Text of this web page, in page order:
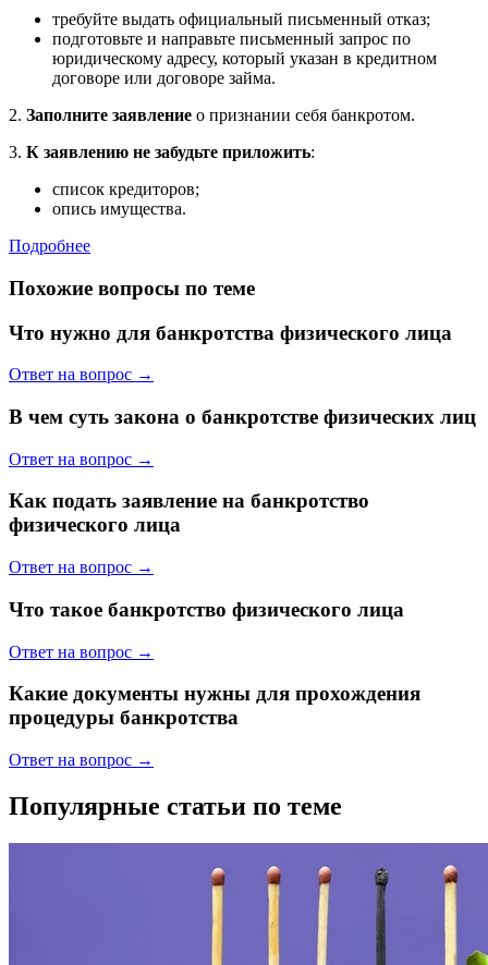
требуйте выдать официальный письменный отказ;
подготовьте и направьте письменный запрос по
юридическому адресу, который указан в кредитном
договоре или договоре займа.
2. Заполните заявление о признании себя банкротом.
3. К заявлению не забудьте приложить:
список кредиторов;
опись имущества.
Подробнее
Похожие вопросы по теме
Что нужно для банкротства физического лица
Ответ на вопрос →
В чем суть закона о банкротстве физических лиц
Ответ на вопрос →
Как подать заявление на банкротство
физического лица
Ответ на вопрос →
Что такое банкротство физического лица
Ответ на вопрос →
Какие документы нужны для прохождения
процедуры банкротства
Ответ на вопрос →
Популярные статьи по теме